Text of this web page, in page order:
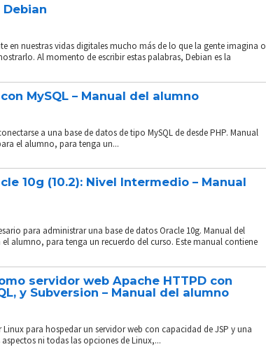
en nuestras vidas digitales mucho más de lo que la gente imagina o
Al momento de escribir estas palabras, Debian es la
MySQL – Manual del alumno
a una base de datos de tipo MySQL de desde PHP. Manual
el alumno, para tenga un...
10g (10.2): Nivel Intermedio – Manual
para administrar una base de datos Oracle 10g. Manual del
alumno, para tenga un recuerdo del curso. Este manual contiene
servidor web Apache HTTPD con
y Subversion – Manual del alumno
para hospedar un servidor web con capacidad de JSP y una
ni todas las opciones de Linux,...